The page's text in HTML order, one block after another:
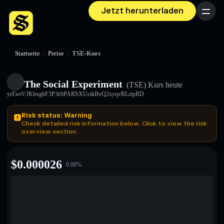
Jetzt herunterladen Menü
Startseite / Preise / TSE-Kurs
The Social Experiment (TSE) Kurs heute
yrEwtVJKbxghF3P3tJtPARSXUctkBvQ2xyqvRLztpRD
Risk status: Warning
Check detailed risk information below. Click to view the risk
overview section.
$0.000026 0.00%